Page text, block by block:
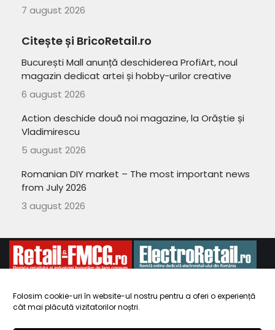
Folosim cookie-uri în website-ul nostru pentru a oferi o experiență
cât mai plăcută vizitatorilor noștri.
7 august 2026
Citește și BricoRetail.ro
București Mall anunță deschiderea ProfiArt, noul
magazin dedicat artei și hobby-urilor creative
6 august 2026
Action deschide două noi magazine, la Orăștie și
Vladimirescu
5 august 2026
Romanian DIY market – The most important news
from July 2026
3 august 2026